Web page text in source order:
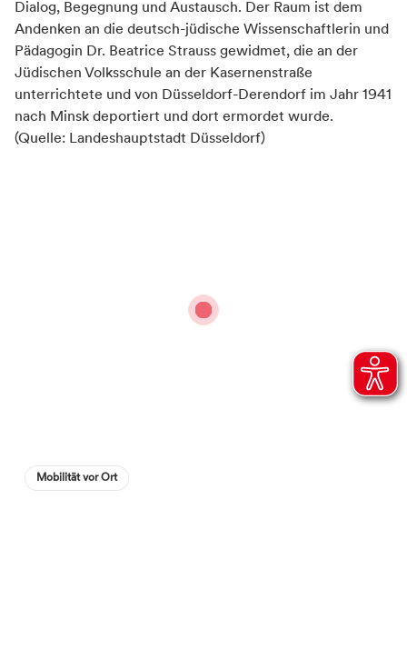
Dialog, Begegnung und Austausch. Der Raum ist dem
Andenken an die deutsch-jüdische Wissenschaftlerin und
Pädagogin Dr. Beatrice Strauss gewidmet, die an der
Jüdischen Volksschule an der Kasernenstraße
unterrichtete und von Düsseldorf-Derendorf im Jahr 1941
nach Minsk deportiert und dort ermordet wurde.
(Quelle: Landeshauptstadt Düsseldorf)
Mobilität vor Ort